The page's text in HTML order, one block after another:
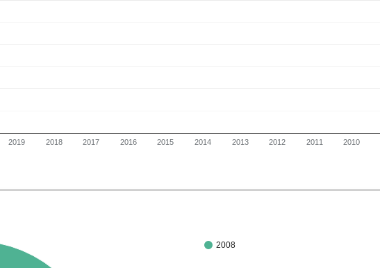
2019 2018 2017 2016 2015 2014 2013 2012 2011 2010
2008